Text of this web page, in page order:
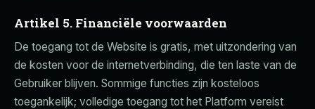
Artikel 5. Financiële voorwaarden
De toegang tot de Website is gratis, met uitzondering van
de kosten voor de internetverbinding, die ten laste van de
Gebruiker blijven. Sommige functies zijn kosteloos
toegankelijk; volledige toegang tot het Platform vereist